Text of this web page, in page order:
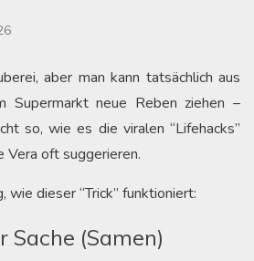
aber man kann tatsächlich aus
Supermarkt neue Reben ziehen –
so, wie es die viralen “Lifehacks”
Vera oft suggerieren.
dieser “Trick” funktioniert:
Sache (Samen)